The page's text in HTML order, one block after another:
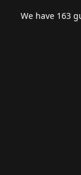
We have 163